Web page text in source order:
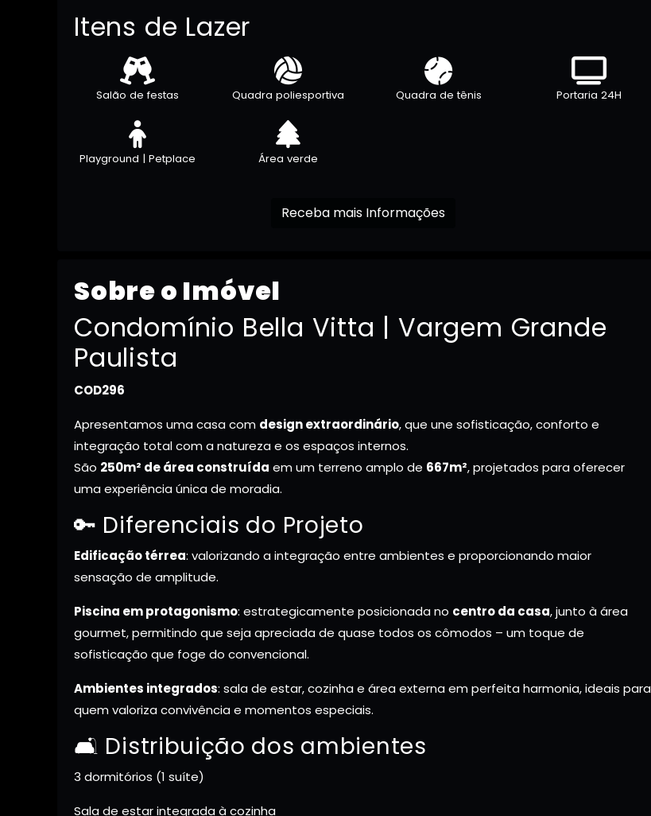
Itens de Lazer
Salão de festas Quadra poliesportiva Quadra de tênis Portaria 24H
Playground | Petplace Área verde
Receba mais Informações
Sobre o Imóvel
Condomínio Bella Vitta | Vargem Grande
Paulista
COD296
Apresentamos uma casa com design extraordinário, que une sofisticação, conforto e
integração total com a natureza e os espaços internos.
São 250m² de área construída em um terreno amplo de 667m², projetados para oferecer
uma experiência única de moradia.
🔑 Diferenciais do Projeto
Edificação térrea: valorizando a integração entre ambientes e proporcionando maior
sensação de amplitude.
Piscina em protagonismo: estrategicamente posicionada no centro da casa, junto à área
gourmet, permitindo que seja apreciada de quase todos os cômodos – um toque de
sofisticação que foge do convencional.
Ambientes integrados: sala de estar, cozinha e área externa em perfeita harmonia, ideais para
quem valoriza convivência e momentos especiais.
🛋️ Distribuição dos ambientes
3 dormitórios (1 suíte)
Sala de estar integrada à cozinha